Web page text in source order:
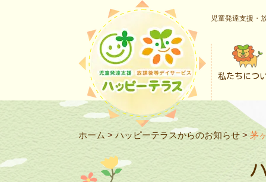
児童発達支援・
私たちにつ
ホーム > ハッピーテラスからのお知らせ > 茅